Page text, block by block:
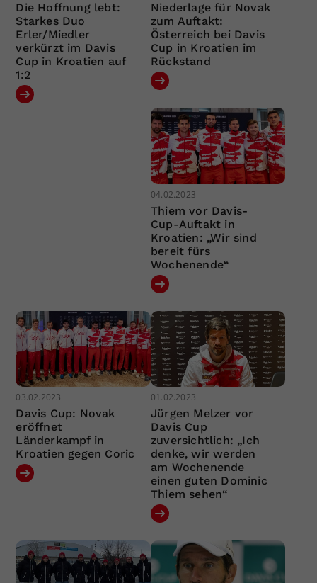
Die Hoffnung lebt:
Starkes Duo
Erler/Miedler
verkürzt im Davis
Cup in Kroatien auf
1:2
Niederlage für Novak
zum Auftakt:
Österreich bei Davis
Cup in Kroatien im
Rückstand
04.02.2023
Thiem vor Davis-
Cup-Auftakt in
Kroatien: „Wir sind
bereit fürs
Wochenende“
03.02.2023
Davis Cup: Novak
eröffnet
Länderkampf in
Kroatien gegen Coric
01.02.2023
Jürgen Melzer vor
Davis Cup
zuversichtlich: „Ich
denke, wir werden
am Wochenende
einen guten Dominic
Thiem sehen“